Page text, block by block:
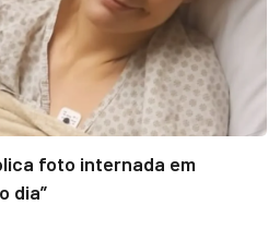
foto internada em
dia”